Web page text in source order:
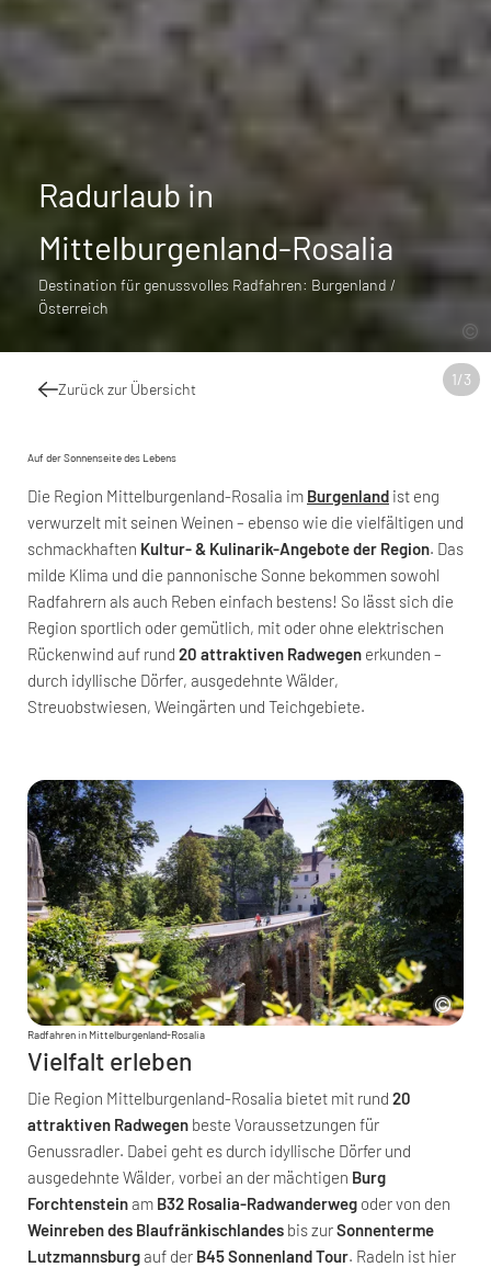
1/3
Radurlaub in
Mittelburgenland-Rosalia
Destination für genussvolles Radfahren: Burgenland /
Österreich
Zurück zur Übersicht
Auf der Sonnenseite des Lebens
Die Region Mittelburgenland-Rosalia im Burgenland ist eng
verwurzelt mit seinen Weinen – ebenso wie die vielfältigen und
schmackhaften Kultur- & Kulinarik-Angebote der Region. Das
milde Klima und die pannonische Sonne bekommen sowohl
Radfahrern als auch Reben einfach bestens! So lässt sich die
Region sportlich oder gemütlich, mit oder ohne elektrischen
Rückenwind auf rund 20 attraktiven Radwegen erkunden –
durch idyllische Dörfer, ausgedehnte Wälder,
Streuobstwiesen, Weingärten und Teichgebiete.
Radfahren in Mittelburgenland-Rosalia
Vielfalt erleben
Die Region Mittelburgenland-Rosalia bietet mit rund 20
attraktiven Radwegen beste Voraussetzungen für
Genussradler. Dabei geht es durch idyllische Dörfer und
ausgedehnte Wälder, vorbei an der mächtigen Burg
Forchtensteinam B32 Rosalia-Radwanderweg oder von den
Weinreben des Blaufränkischlandes bis zurSonnenterme
Lutzmannsburgauf der B45 Sonnenland Tour. Radeln ist hier